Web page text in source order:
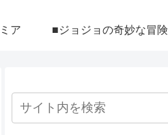
ア ■ジョジョの奇妙な冒険